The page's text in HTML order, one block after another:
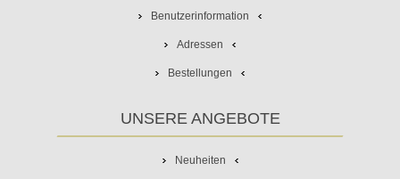
Benutzerinformation
Adressen
Bestellungen
UNSERE ANGEBOTE
Neuheiten